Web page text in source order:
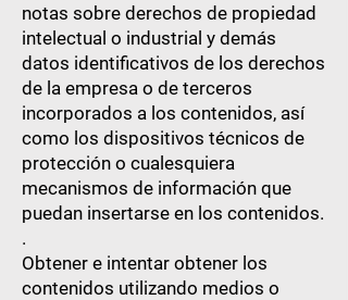
notas sobre derechos de propiedad
intelectual o industrial y demás
datos identificativos de los derechos
de la empresa o de terceros
incorporados a los contenidos, así
como los dispositivos técnicos de
protección o cualesquiera
mecanismos de información que
puedan insertarse en los contenidos.
.
Obtener e intentar obtener los
contenidos utilizando medios o